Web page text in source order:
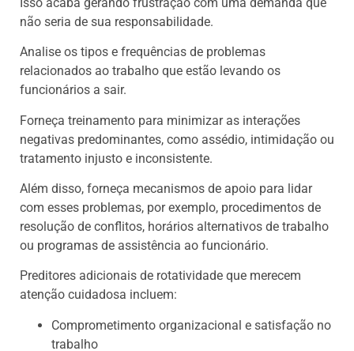
não seria de sua responsabilidade.
Analise os tipos e frequências de problemas
relacionados ao trabalho que estão levando os
funcionários a sair.
Forneça treinamento para minimizar as interações
negativas predominantes, como assédio, intimidação ou
tratamento injusto e inconsistente.
Além disso, forneça mecanismos de apoio para lidar
com esses problemas, por exemplo, procedimentos de
resolução de conflitos, horários alternativos de trabalho
ou programas de assistência ao funcionário.
Preditores adicionais de rotatividade que merecem
atenção cuidadosa incluem:
Comprometimento organizacional e satisfação no
trabalho